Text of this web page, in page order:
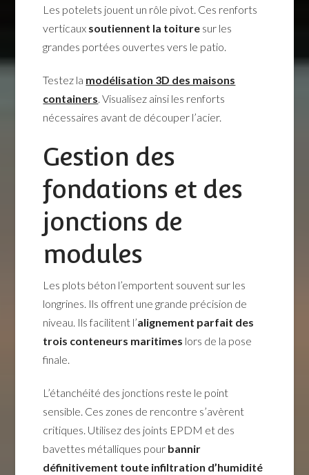
Les potelets jouent un rôle pivot. Ces renforts
verticaux soutiennent la toiture sur les
grandes portées ouvertes vers le patio.
Testez la modélisation 3D des maisons
containers. Visualisez ainsi les renforts
nécessaires avant de découper l’acier.
Gestion des
fondations et des
jonctions de
modules
Les plots béton l’emportent souvent sur les
longrines. Ils offrent une grande précision de
niveau. Ils facilitent l’alignement parfait des
trois conteneurs maritimes lors de la pose
finale.
L’étanchéité des jonctions reste le point
sensible. Ces zones de rencontre s’avèrent
critiques. Utilisez des joints EPDM et des
bavettes métalliques pour bannir
définitivement toute infiltration d’humidité